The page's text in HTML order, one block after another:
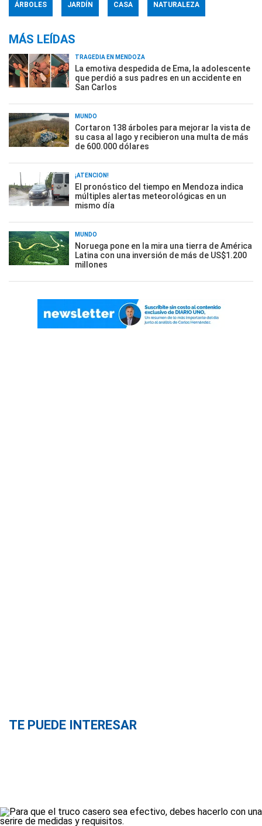
ÁRBOLES JARDÍN CASA NATURALEZA
MÁS LEÍDAS
TRAGEDIA EN MENDOZA
La emotiva despedida de Ema, la adolescente
que perdió a sus padres en un accidente en
San Carlos
MUNDO
Cortaron 138 árboles para mejorar la vista de
su casa al lago y recibieron una multa de más
de 600.000 dólares
¡ATENCIÓN!
El pronóstico del tiempo en Mendoza indica
múltiples alertas meteorológicas en un
mismo día
MUNDO
Noruega pone en la mira una tierra de América
Latina con una inversión de más de US$1.200
millones
TE PUEDE INTERESAR